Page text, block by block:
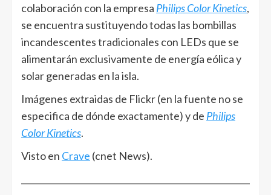
colaboración con la empresa Philips Color Kinetics,
se encuentra sustituyendo todas las bombillas
incandescentes tradicionales con LEDs que se
alimentarán exclusivamente de energía eólica y
solar generadas en la isla.
Imágenes extraidas de Flickr (en la fuente no se
especifica de dónde exactamente) y de Philips
Color Kinetics.
Visto en Crave (cnet News).